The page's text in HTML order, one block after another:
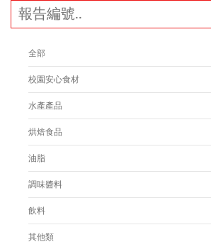
全部
校園安心食材
水產產品
烘焙食品
油脂
調味醬料
飲料
其他類